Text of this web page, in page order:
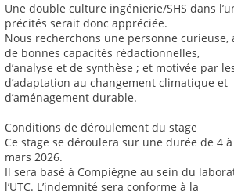
Une double culture ingénierie/SHS dans
précités serait donc appréciée.
Nous recherchons une personne curieuse,
de bonnes capacités rédactionnelles,
d’analyse et de synthèse ; et motivée par
d’adaptation au changement climatique et
d’aménagement durable.
Conditions de déroulement du stage
Ce stage se déroulera sur une durée de 4
mars 2026.
Il sera basé à Compiègne au sein du
l’UTC. L’indemnité sera conforme à la